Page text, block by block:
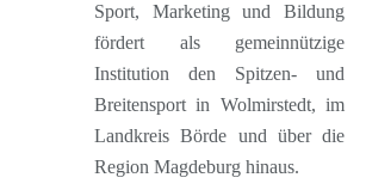
Sport, Marketing und Bildung
fördert als gemeinnützige
Institution den Spitzen- und
Breitensport in Wolmirstedt, im
Landkreis Börde und über die
Region Magdeburg hinaus.